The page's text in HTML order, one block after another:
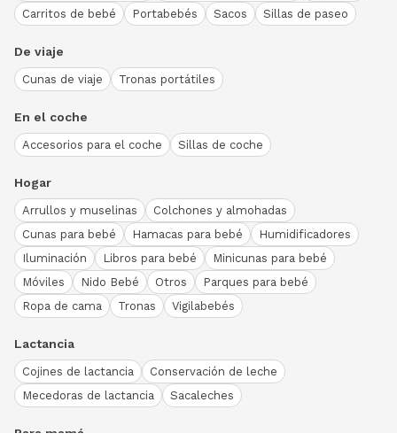
Carritos de bebé
Portabebés Sacos Sillas de paseo
De viaje
Cunas de viaje Tronas portátiles
En el coche
Accesorios para el coche Sillas de coche
Hogar
Arrullos y muselinas
Colchones y almohadas
Cunas para bebé
Hamacas para bebé
Humidificadores
Iluminación
Libros para bebé
Minicunas para bebé
Móviles
Nido Bebé Otros
Parques para bebé
Ropa de cama
Tronas Vigilabebés
Lactancia
Cojines de lactancia
Conservación de leche
Mecedoras de lactancia
Sacaleches
Para mamá